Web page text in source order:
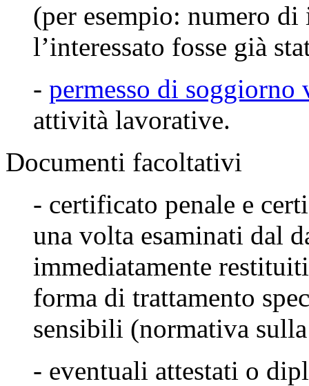
(per esempio: numero
l’interessato fosse già
- permesso di soggiorno
attività lavorative.
Documenti facoltativi
- certificato penale e
una volta esaminati dal
immediatamente
forma di trattamento
sensibili (normativa
- eventuali attestati o